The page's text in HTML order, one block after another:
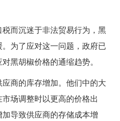
而沉迷于非法贸易行为，黑
为了应对这一问题，政府已
黑胡椒价格的通缩趋势。
商的库存增加。他们中的大
场调整时以更高的价格出
导致供应商的存储成本增